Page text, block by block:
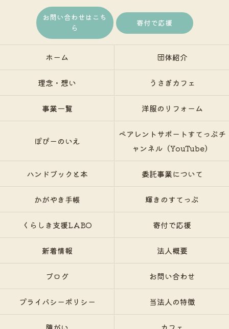
お問い合わせはこち
ら
寄付で応援
ホーム 団体紹介
理念・想い うさぎカフェ
事業一覧 洋服のリフォーム
ぽぴーのいえ
ペアレントサポートすてっぷチ
ャンネル（YouTube）
ハンドブックと本 委託事業について
かがやき手帳 輝きのすてっぷ
くらしき支援LABO 寄付で応援
新着情報 法人概要
ブログ お問い合わせ
プライバシーポリシー 当法人の特徴